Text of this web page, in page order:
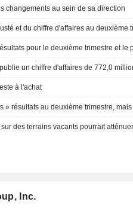
changements au sein de sa direction
et du chiffre d'affaires au deuxième
à l'achat
Inc.